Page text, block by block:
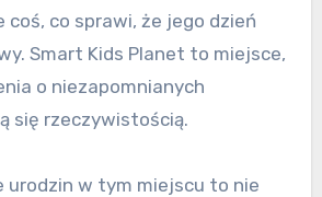
coś, co sprawi, że jego dzień
Smart Kids Planet to miejsce,
o niezapomnianych
się rzeczywistością.
urodzin w tym miejscu to nie